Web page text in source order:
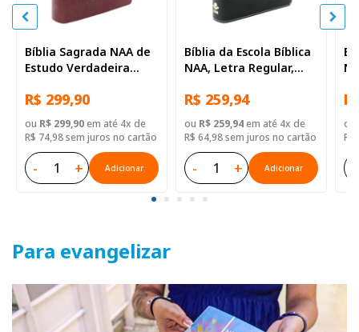
Bíblia Sagrada NAA de
Estudo Verdadeira
Regular, com mapa,
Capa Couro Sintético
Ilustrada Marrom
R$ 299,90
ou R$ 299,90em até 4x de
R$ 74,98 sem juros no cartão
- + Adicionar
Bíblia da Escola Bíblica
NAA, Letra Regular,
Sintético Preta
R$ 259,94
ou R$ 259,94em até 4x de
R$ 64,98 sem juros no cartão
- + Adicionar
ou
R$
Para evangelizar